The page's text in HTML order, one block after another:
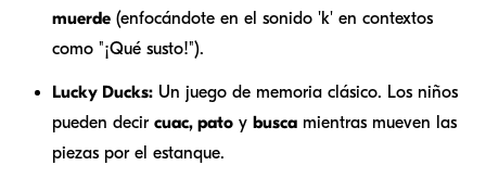
muerde (enfocándote en el sonido 'k' en contextos
como "¡Qué susto!").
Lucky Ducks: Un juego de memoria clásico. Los niños
pueden decir cuac, pato y busca mientras mueven las
piezas por el estanque.